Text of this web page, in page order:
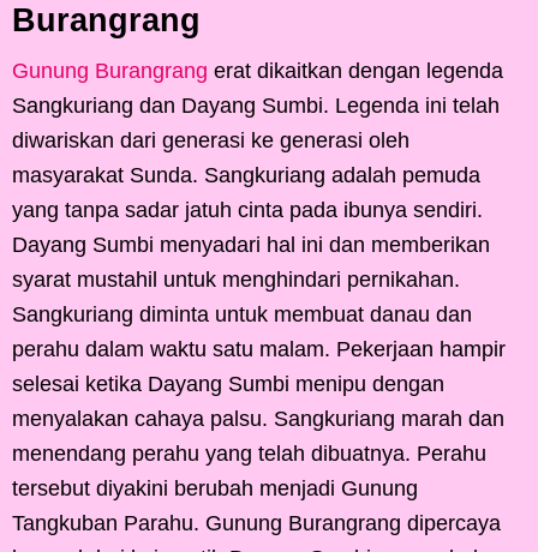
Burangrang
Gunung Burangrang erat dikaitkan dengan legenda
Sangkuriang dan Dayang Sumbi. Legenda ini telah
diwariskan dari generasi ke generasi oleh
masyarakat Sunda. Sangkuriang adalah pemuda
yang tanpa sadar jatuh cinta pada ibunya sendiri.
Dayang Sumbi menyadari hal ini dan memberikan
syarat mustahil untuk menghindari pernikahan.
Sangkuriang diminta untuk membuat danau dan
perahu dalam waktu satu malam. Pekerjaan hampir
selesai ketika Dayang Sumbi menipu dengan
menyalakan cahaya palsu. Sangkuriang marah dan
menendang perahu yang telah dibuatnya. Perahu
tersebut diyakini berubah menjadi Gunung
Tangkuban Parahu. Gunung Burangrang dipercaya